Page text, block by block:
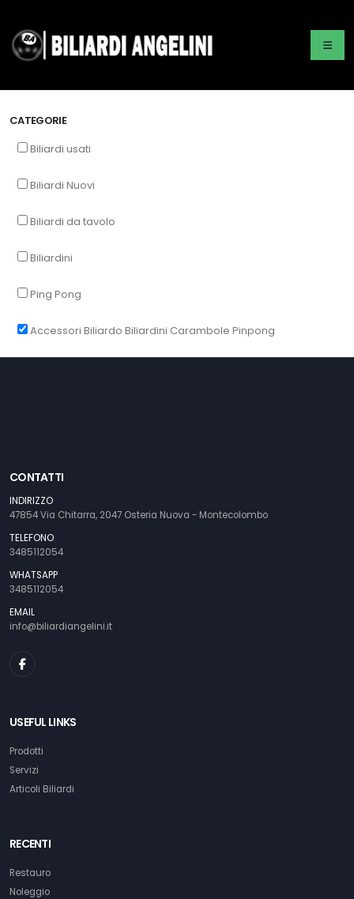
CATEGORIE
Biliardi usati
Biliardi Nuovi
Biliardi da tavolo
Biliardini
Ping Pong
Accessori Biliardo Biliardini Carambole Pinpong
CONTATTI
INDIRIZZO
47854 Via Chitarra, 2047 Osteria Nuova - Montecolombo
TELEFONO
3485112054
WHATSAPP
3485112054
EMAIL
info@biliardiangelini.it
USEFUL LINKS
Prodotti
Servizi
Articoli Biliardi
RECENTI
Restauro
Noleggio